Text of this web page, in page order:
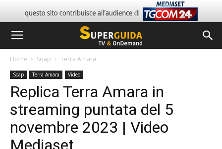
Home Soap Terra Amara
Soap Terra Amara Video
Replica Terra Amara in
streaming puntata del 5
novembre 2023 | Video
Mediaset